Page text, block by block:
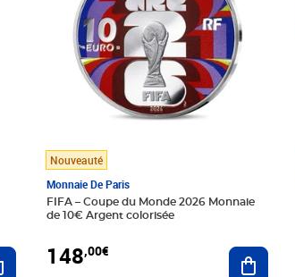
Ajouter au panier
Nouveauté
Monnaie De Paris
FIFA – Coupe du Monde 2026 Monnaie
de 10€ Argent colorisée
148,00€